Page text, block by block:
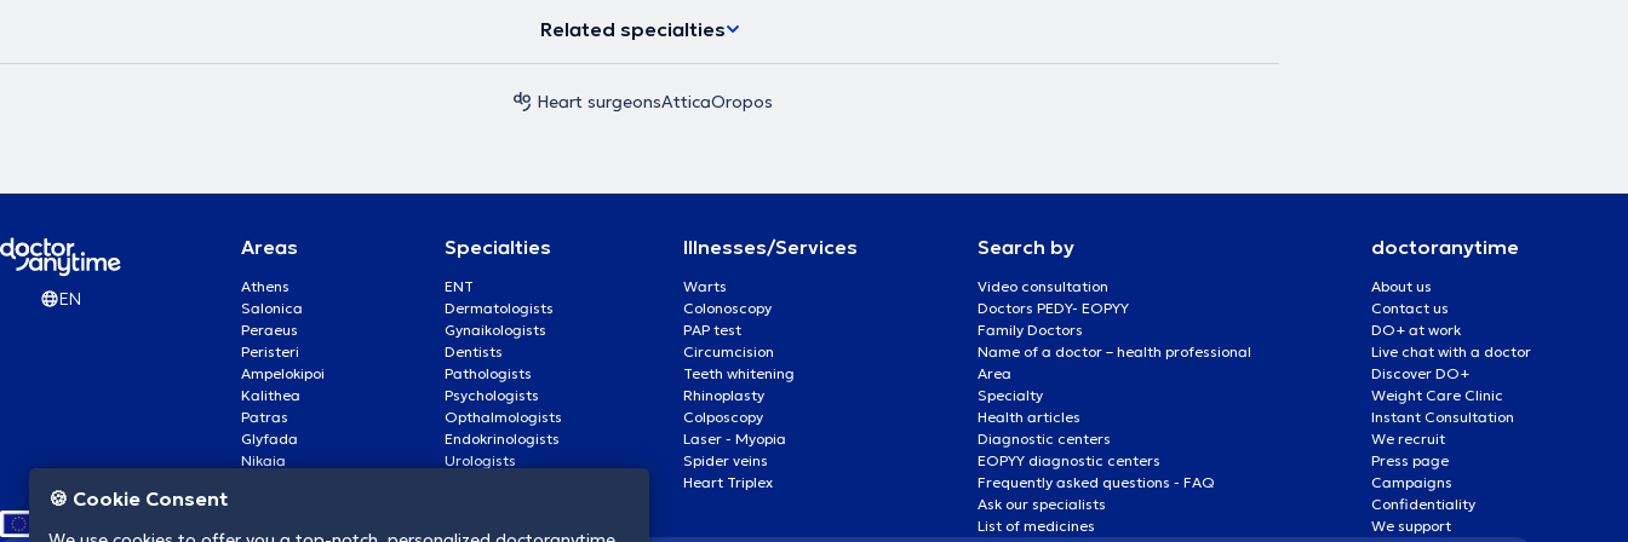
Related specialties
Heart surgeonsAtticaOropos
EN
Areas
Athens
Salonica
Peraeus
Peristeri
Ampelokipoi
Kalithea
Patras
Glyfada
Nikaia
Specialties
ENT
Dermatologists
Gynaikologists
Dentists
Pathologists
Psychologists
Opthalmologists
Endokrinologists
Urologists
Illnesses/Services
Warts
Colonoscopy
PAP test
Circumcision
Teeth whitening
Rhinoplasty
Colposcopy
Laser - Myopia
Spider veins
Heart Triplex
Search by
Video consultation
Doctors PEDY- EOPYY
Family Doctors
Name of a doctor – health professional
Area
Specialty
Health articles
Diagnostic centers
EOPYY diagnostic centers
Frequently asked questions - FAQ
Ask our specialists
List of medicines
doctoranytime
About us
Contact us
DO+ at work
Live chat with a doctor
Discover DO+
Weight Care Clinic
Instant Consultation
We recruit
Press page
Campaigns
Confidentiality
We support
🍪 Cookie Consent